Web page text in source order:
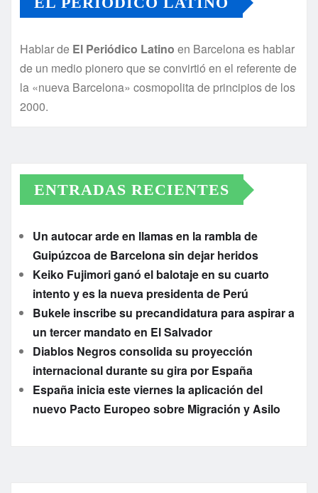
Hablar de El Periódico Latino en Barcelona es hablar
de un medio pionero que se convirtió en el referente de
la «nueva Barcelona» cosmopolita de principios de los
2000.
ENTRADAS RECIENTES
Un autocar arde en llamas en la rambla de
Guipúzcoa de Barcelona sin dejar heridos
Keiko Fujimori ganó el balotaje en su cuarto
intento y es la nueva presidenta de Perú
Bukele inscribe su precandidatura para aspirar a
un tercer mandato en El Salvador
Diablos Negros consolida su proyección
internacional durante su gira por España
España inicia este viernes la aplicación del
nuevo Pacto Europeo sobre Migración y Asilo